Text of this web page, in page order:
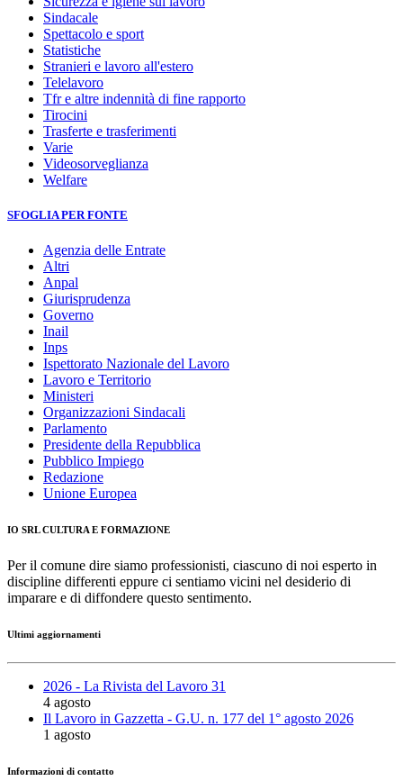
Sindacale
Spettacolo e sport
Statistiche
Stranieri e lavoro all'estero
Telelavoro
Tfr e altre indennità di fine rapporto
Tirocini
Trasferte e trasferimenti
Varie
Videosorveglianza
Welfare
SFOGLIA PER FONTE
Agenzia delle Entrate
Altri
Anpal
Giurisprudenza
Governo
Inail
Inps
Ispettorato Nazionale del Lavoro
Lavoro e Territorio
Ministeri
Organizzazioni Sindacali
Parlamento
Presidente della Repubblica
Pubblico Impiego
Redazione
Unione Europea
IO SRL CULTURA E FORMAZIONE
Per il comune dire siamo professionisti, ciascuno di noi esperto in
discipline differenti eppure ci sentiamo vicini nel desiderio di
imparare e di diffondere questo sentimento.
Ultimi aggiornamenti
2026 - La Rivista del Lavoro 31
4 agosto
Il Lavoro in Gazzetta - G.U. n. 177 del 1° agosto 2026
1 agosto
Informazioni di contatto